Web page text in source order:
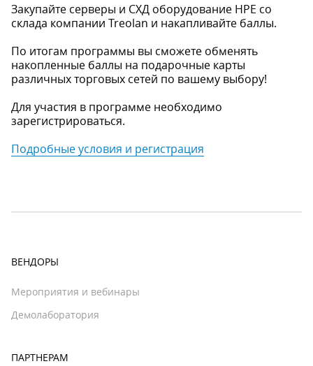
Закупайте серверы и СХД оборудование НРЕ со
склада компании Treolan и накапливайте баллы.
По итогам программы вы сможете обменять
накопленные баллы на подарочные карты
различных торговых сетей по вашему выбору!
Для участия в программе необходимо
зарегистрироваться.
Подробные условия и регистрация
ВЕНДОРЫ
Мероприятия и вебинары
Демолаборатория
ПАРТНЕРАМ